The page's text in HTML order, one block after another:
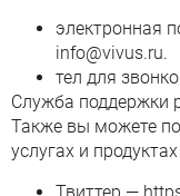
электронная
info@vivus.ru.
тел для
Служба поддержки
Также вы можете
услугах и